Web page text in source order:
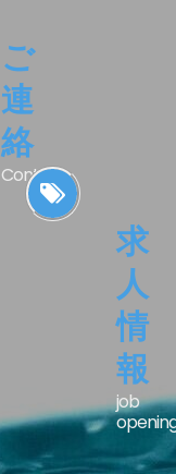
ご
連
絡
Contact.
求
人
情
報
job